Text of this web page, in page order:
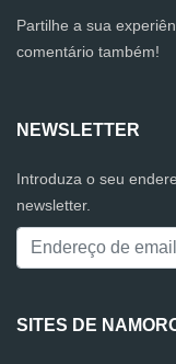
Partilhe a sua
comentário também!
NEWSLETTER
Introduza o seu
newsletter.
SITES DE